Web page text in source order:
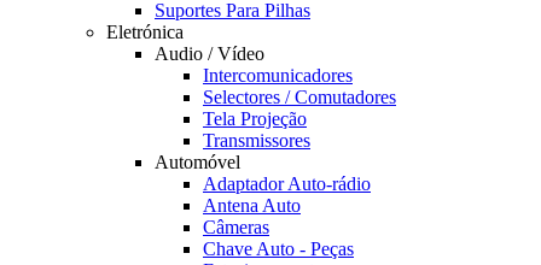
Suportes Para Pilhas
Eletrónica
Audio / Vídeo
Intercomunicadores
Selectores / Comutadores
Tela Projeção
Transmissores
Automóvel
Adaptador Auto-rádio
Antena Auto
Câmeras
Chave Auto - Peças